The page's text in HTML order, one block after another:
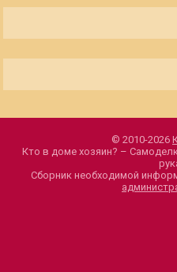
© 2010-2026
Кто в доме хозяин? –
Сборник необходимой